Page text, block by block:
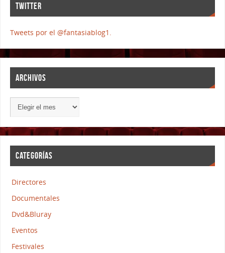
TWITTER
Tweets por el @fantasiablog1.
ARCHIVOS
CATEGORÍAS
Directores
Documentales
Dvd&Bluray
Eventos
Festivales